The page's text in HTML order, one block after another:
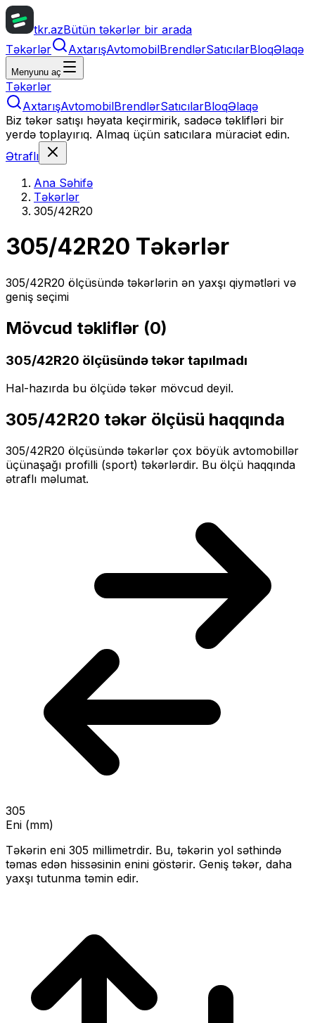
tkr.azBütün təkərlər bir arada
Təkərlər
AxtarışAvtomobilBrendlərSatıcılarBloqƏlaqə
Menyunu aç
Təkərlər
AxtarışAvtomobilBrendlərSatıcılarBloqƏlaqə
Biz təkər satışı həyata keçirmirik, sadəcə təklifləri bir
yerdə toplayırıq. Almaq üçün satıcılara müraciət edin.
Ətraflı
Ana Səhifə
Təkərlər
305/42R20
305/42R20 Təkərlər
305/42R20 ölçüsündə təkərlərin ən yaxşı qiymətləri və
geniş seçimi
Mövcud təkliflər (0)
305/42R20 ölçüsündə təkər tapılmadı
Hal-hazırda bu ölçüdə təkər mövcud deyil.
305/42R20 təkər ölçüsü haqqında
305/42R20 ölçüsündə təkərlər çox böyük avtomobillər
üçünaşağı profilli (sport) təkərlərdir. Bu ölçü haqqında
ətraflı məlumat.
305
Eni (mm)
Təkərin eni 305 millimetrdir. Bu, təkərin yol səthində
təmas edən hissəsinin enini göstərir. Geniş təkər, daha
yaxşı tutunma təmin edir.